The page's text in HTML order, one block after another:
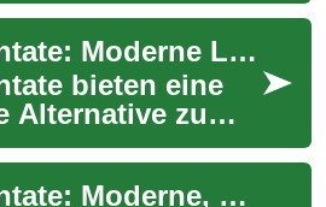
Prothesen.
Zahnw...
Zahnimplantate: Moderne Lösungen für fehlende Zähne
bieten eine
Alternative zu
Prothesen:
Zahnimplantate: Moderne, dauerhafte Lösungen bei Zahnverlust